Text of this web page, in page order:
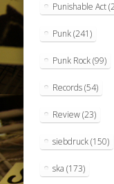
Punishable Act
Punk(241)
Punk Rock(99)
Records(54)
Review(23)
siebdruck(150)
ska (173)